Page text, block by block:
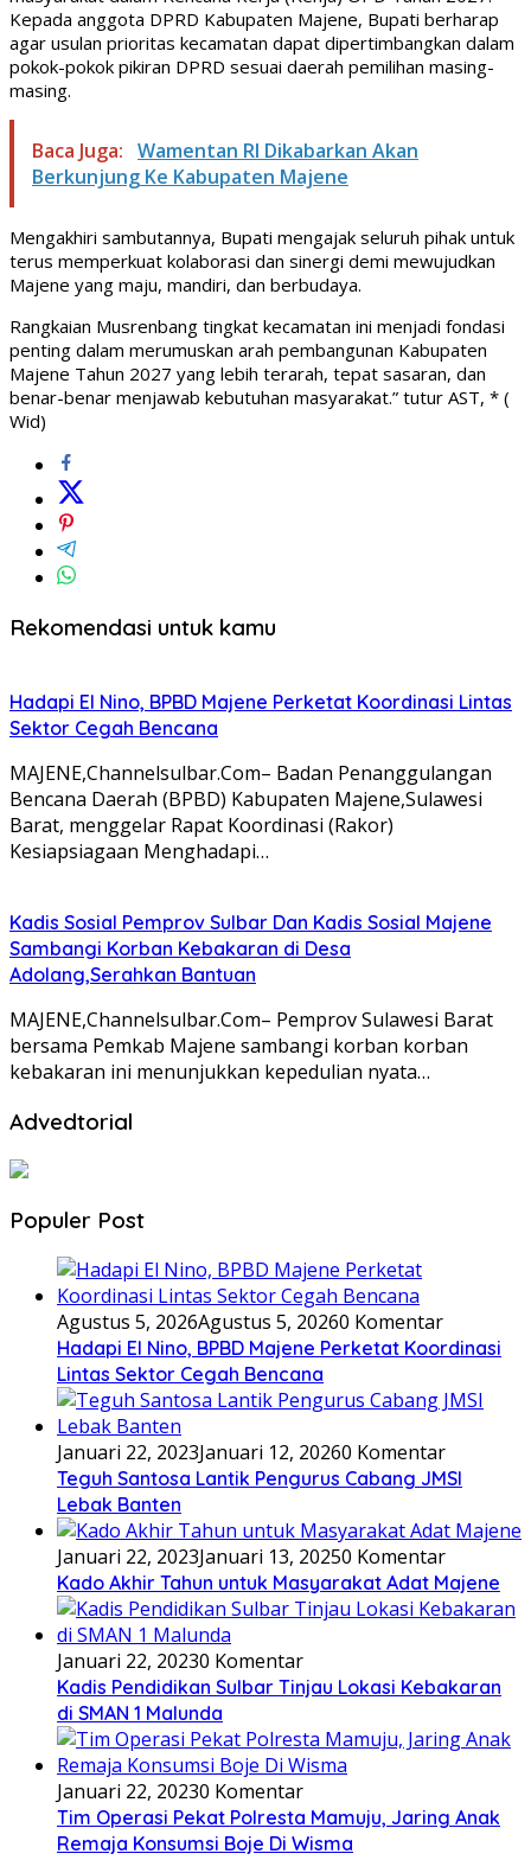
Kepada anggota DPRD Kabupaten Majene, Bupati berharap
agar usulan prioritas kecamatan dapat dipertimbangkan dalam
pokok-pokok pikiran DPRD sesuai daerah pemilihan masing-
masing.
Baca Juga: Wamentan RI Dikabarkan Akan
Berkunjung Ke Kabupaten Majene
Mengakhiri sambutannya, Bupati mengajak seluruh pihak untuk
terus memperkuat kolaborasi dan sinergi demi mewujudkan
Majene yang maju, mandiri, dan berbudaya.
Rangkaian Musrenbang tingkat kecamatan ini menjadi fondasi
penting dalam merumuskan arah pembangunan Kabupaten
Majene Tahun 2027 yang lebih terarah, tepat sasaran, dan
benar-benar menjawab kebutuhan masyarakat.” tutur AST, * (
Wid)
Rekomendasi untuk kamu
Hadapi El Nino, BPBD Majene Perketat Koordinasi Lintas
Sektor Cegah Bencana
MAJENE,Channelsulbar.Com– Badan Penanggulangan
Bencana Daerah (BPBD) Kabupaten Majene,Sulawesi
Barat, menggelar Rapat Koordinasi (Rakor)
Kesiapsiagaan Menghadapi…
Kadis Sosial Pemprov Sulbar Dan Kadis Sosial Majene
Sambangi Korban Kebakaran di Desa
Adolang,Serahkan Bantuan
MAJENE,Channelsulbar.Com– Pemprov Sulawesi Barat
bersama Pemkab Majene sambangi korban korban
kebakaran ini menunjukkan kepedulian nyata…
Advedtorial
Populer Post
Agustus 5, 2026Agustus 5, 20260 Komentar
Hadapi El Nino, BPBD Majene Perketat Koordinasi
Lintas Sektor Cegah Bencana
Januari 22, 2023Januari 12, 20260 Komentar
Teguh Santosa Lantik Pengurus Cabang JMSI
Lebak Banten
Januari 22, 2023Januari 13, 20250 Komentar
Kado Akhir Tahun untuk Masyarakat Adat Majene
Januari 22, 20230 Komentar
Kadis Pendidikan Sulbar Tinjau Lokasi Kebakaran
di SMAN 1 Malunda
Januari 22, 20230 Komentar
Tim Operasi Pekat Polresta Mamuju, Jaring Anak
Remaja Konsumsi Boje Di Wisma